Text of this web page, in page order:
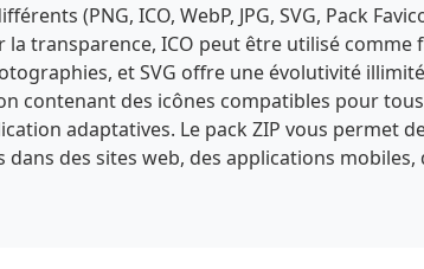
(PNG, ICO, WebP, JPG, SVG, Pack
transparence, ICO peut être utilisé comme
et SVG offre une évolutivité
contenant des icônes compatibles pour
adaptatives. Le pack ZIP vous permet
des sites web, des applications mobiles,